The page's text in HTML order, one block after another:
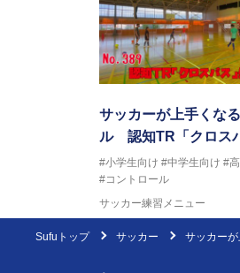
サッカーが上手くな
ル 認知TR「クロス
#小学生向け #中学生向け #
#コントロール
サッカー練習メニュー
Sufuトップ サッカー サッカー